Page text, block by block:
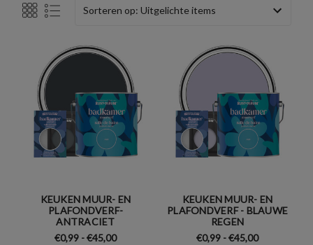
Sorteren op:
KEUKEN MUUR- EN
PLAFONDVERF-
ANTRACIET
€0,99 - €45,00
KEUKEN MUUR- EN
PLAFONDVERF - BLAUWE
REGEN
€0,99 - €45,00